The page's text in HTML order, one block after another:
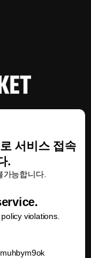
서비스 접속
.
능합니다.
violations.